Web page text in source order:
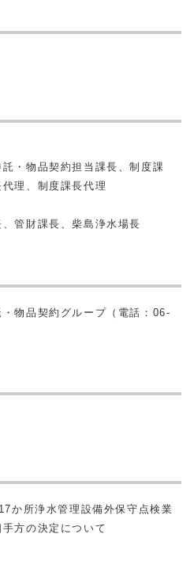
・物品契約担当課長、制度課
理、制度課長代理
管財課長、柴島浄水場長
物品契約グループ（電話：06-
か所浄水管理設備外保守点検業
方の決定について